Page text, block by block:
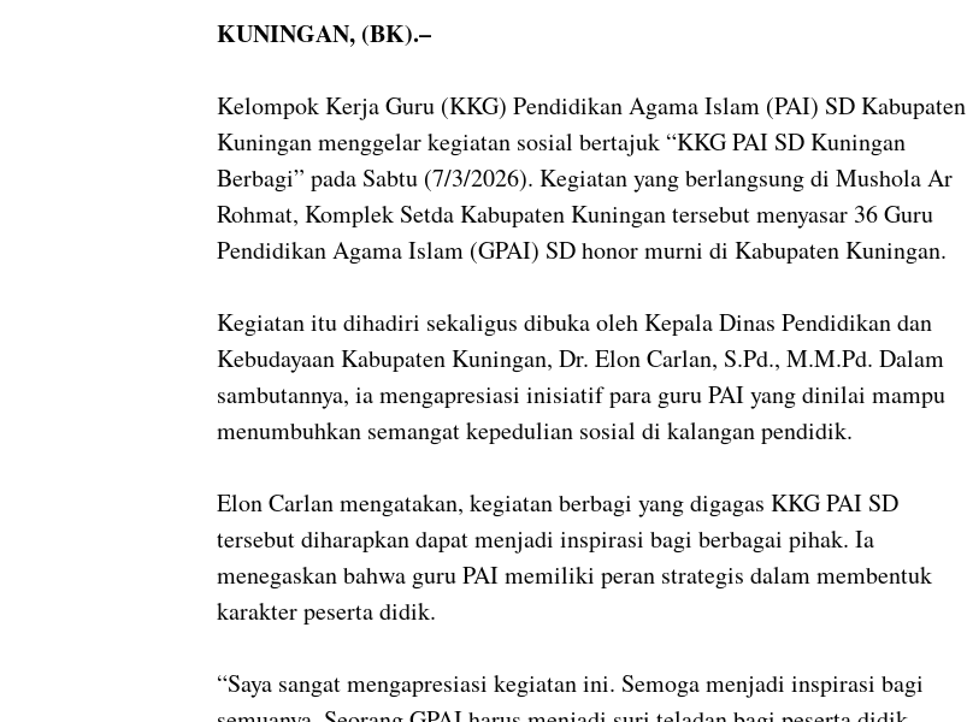
KUNINGAN, (BK).–
Kelompok Kerja Guru (KKG) Pendidikan Agama Islam (PAI) SD Kabupaten
Kuningan menggelar kegiatan sosial bertajuk “KKG PAI SD Kuningan
Berbagi” pada Sabtu (7/3/2026). Kegiatan yang berlangsung di Mushola Ar
Rohmat, Komplek Setda Kabupaten Kuningan tersebut menyasar 36 Guru
Pendidikan Agama Islam (GPAI) SD honor murni di Kabupaten Kuningan.
Kegiatan itu dihadiri sekaligus dibuka oleh Kepala Dinas Pendidikan dan
Kebudayaan Kabupaten Kuningan, Dr. Elon Carlan, S.Pd., M.M.Pd. Dalam
sambutannya, ia mengapresiasi inisiatif para guru PAI yang dinilai mampu
menumbuhkan semangat kepedulian sosial di kalangan pendidik.
Elon Carlan mengatakan, kegiatan berbagi yang digagas KKG PAI SD
tersebut diharapkan dapat menjadi inspirasi bagi berbagai pihak. Ia
menegaskan bahwa guru PAI memiliki peran strategis dalam membentuk
karakter peserta didik.
“Saya sangat mengapresiasi kegiatan ini. Semoga menjadi inspirasi bagi